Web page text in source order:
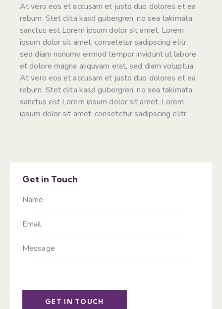
At vero eos et accusam et justo duo dolores et ea
rebum. Stet clita kasd gubergren, no sea takimata
sanctus est Lorem ipsum dolor sit amet. Lorem
ipsum dolor sit amet, consetetur sadipscing elitr,
sed diam nonumy eirmod tempor invidunt ut labore
et dolore magna aliquyam erat, sed diam voluptua.
At vero eos et accusam et justo duo dolores et ea
rebum. Stet clita kasd gubergren, no sea takimata
sanctus est Lorem ipsum dolor sit amet. Lorem
ipsum dolor sit amet, consetetur sadipscing elitr.
Get in Touch